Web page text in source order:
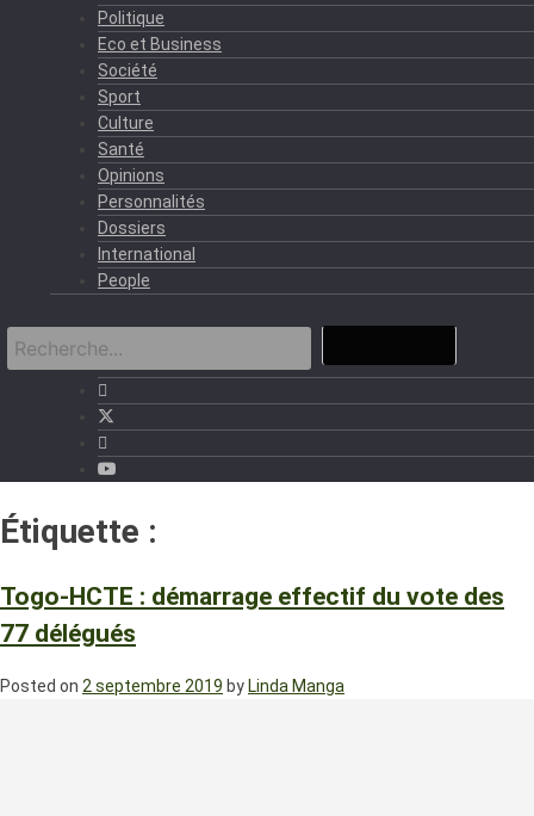
Politique
Eco et Business
Société
Sport
Culture
Santé
Opinions
Personnalités
Dossiers
International
People
Étiquette :
Togo-HCTE : démarrage effectif du vote des
77 délégués
Posted on 2 septembre 2019 by Linda Manga